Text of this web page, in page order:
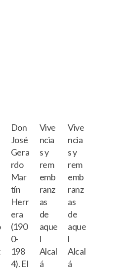
Don
José
Gera
rdo
Mar
tín
Herr
era
(190
0-
198
4). El
Vive
ncia
s y
rem
emb
ranz
as
de
aque
l
Alcal
á
Vive
ncia
s y
rem
emb
ranz
as
de
aque
l
Alcal
á